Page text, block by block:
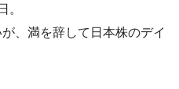
。
、満を辞して日本株のデイ